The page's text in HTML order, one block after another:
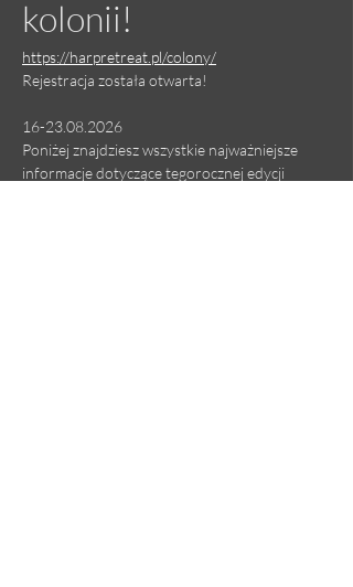
kolonii!
https://harpretreat.pl/colony/
Rejestracja została otwarta!
16-23.08.2026
Poniżej znajdziesz wszystkie najważniejsze
informacje dotyczące tegorocznej edycji